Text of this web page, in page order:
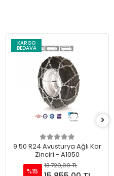
KARGO
BEDAVA
9.50 R24 Avusturya Ağlı Kar
Zinciri - A1050
18.720,00 TL